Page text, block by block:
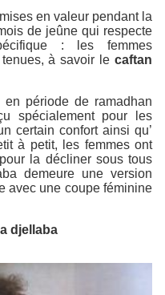
en valeur pendant la
de jeûne qui respecte
: les femmes
à savoir le caftan
période de ramadhan
spécialement pour les
certain confort ainsi qu’
à petit, les femmes ont
la décliner sous tous
demeure une version
avec une coupe féminine
djellaba